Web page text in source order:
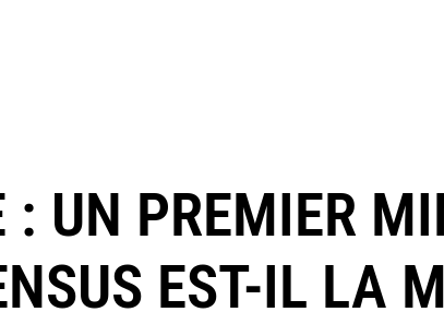
: UN PREMIER
EST-IL LA